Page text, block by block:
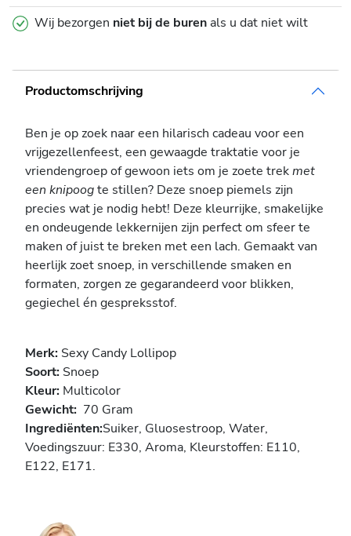
Wij bezorgen niet bij de burenals u dat niet wilt
Productomschrijving
Ben je op zoek naar een hilarisch cadeau voor een
vrijgezellenfeest, een gewaagde traktatie voor je
vriendengroep of gewoon iets om je zoete trekmet
een knipoogte stillen? Deze snoep piemels zijn
precies wat je nodig hebt! Deze kleurrijke, smakelijke
en ondeugende lekkernijen zijn perfect om sfeer te
maken of juist te breken met een lach. Gemaakt van
heerlijk zoet snoep, in verschillende smaken en
formaten, zorgen ze gegarandeerd voor blikken,
gegiechel én gespreksstof.
Merk: Sexy Candy Lollipop
Soort: Snoep
Kleur: Multicolor
Gewicht: 70 Gram
Ingrediënten:Suiker, Gluosestroop, Water,
Voedingszuur: E330, Aroma, Kleurstoffen: E110,
E122, E171.